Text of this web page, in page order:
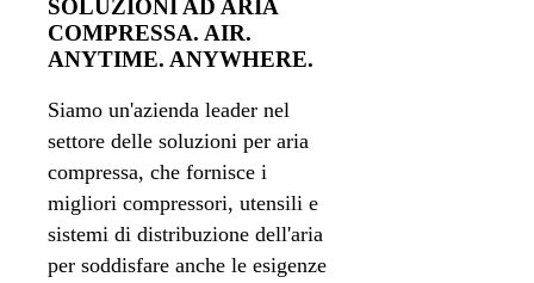
SOLUZIONI AD ARIA
COMPRESSA. AIR.
ANYTIME. ANYWHERE.
Siamo un'azienda leader nel
settore delle soluzioni per aria
compressa, che fornisce i
migliori compressori, utensili e
sistemi di distribuzione dell'aria
per soddisfare anche le esigenze